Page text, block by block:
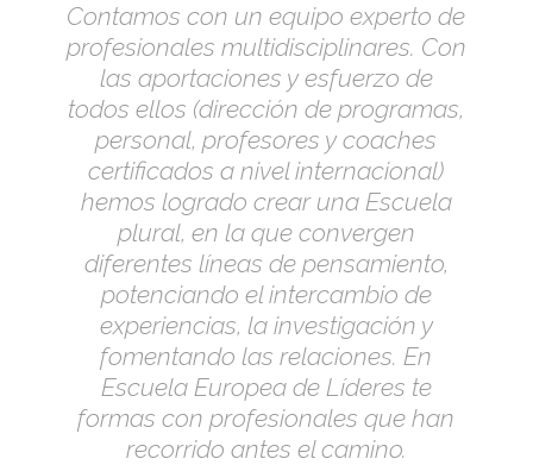
Contamos con un equipo experto de
profesionales multidisciplinares. Con
las aportaciones y esfuerzo de
todos ellos (dirección de programas,
personal, profesores y coaches
certificados a nivel internacional)
hemos logrado crear una Escuela
plural, en la que convergen
diferentes líneas de pensamiento,
potenciando el intercambio de
experiencias, la investigación y
fomentando las relaciones. En
Escuela Europea de Líderes te
formas con profesionales que han
recorrido antes el camino.